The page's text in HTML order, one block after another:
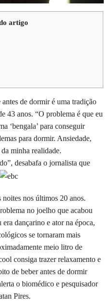
artigo
de dormir é uma tradição
43 anos. “O problema é que eu
‘bengala’ para conseguir
para dormir. Ansiedade,
minha realidade.
desabafa o jornalista que
noites nos últimos 20 anos.
no joelho que acabou
dançarino e ator na época,
se tornaram mais
meio litro de
consiga trazer relaxamento e
de beber antes de dormir
o biomédico e pesquisador
Pires.